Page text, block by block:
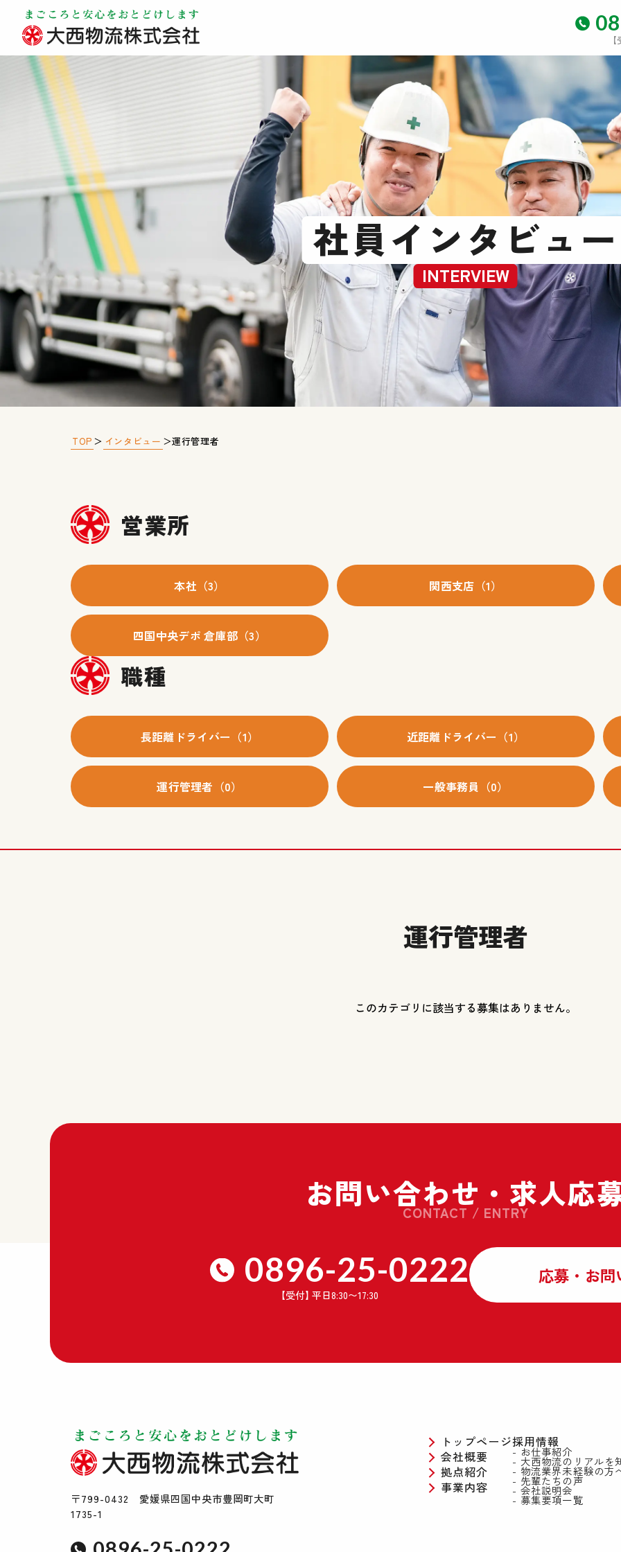
社員インタビュー
INTERVIEW
TOP ＞ インタビュー ＞運行管理者
営業所
本社（3） 関西支店（1）
四国中央デポ 倉庫部（3）
職種
長距離ドライバー（1） 近距離ドライバー（1）
運行管理者（0） 一般事務員（0）
運行管理者
このカテゴリに該当する募集はありません。
お問い合わせ・ 求人応
CONTACT / ENTRY
0896-25-0222
【受付】 平日8:30〜17:30
応募・お
〒799-0432 愛媛県四国中央市豊岡町大町
1735-1
トップページ
会社概要
拠点紹介
事業内容
採用情報
お仕事紹介
大西物流のリアルを
物流業界未経験の方
先輩たちの声
会社説明会
募集要項一覧